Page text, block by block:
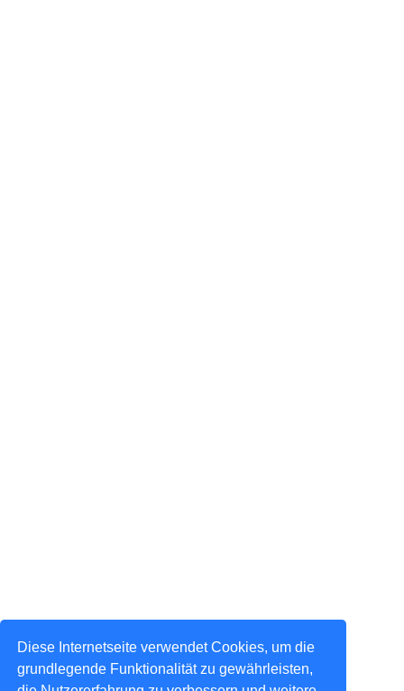
Diese Internetseite verwendet Cookies, um die
grundlegende Funktionalität zu gewährleisten,